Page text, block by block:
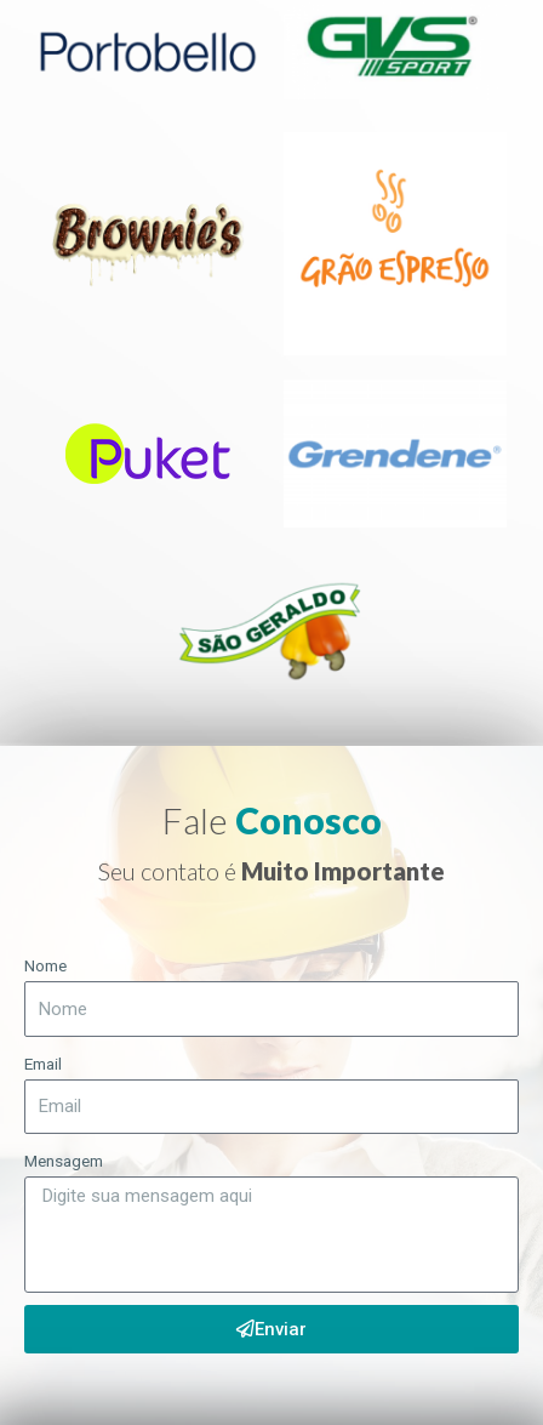
Fale Conosco
Seu contato é Muito Importante
Nome
Email
Mensagem
Enviar